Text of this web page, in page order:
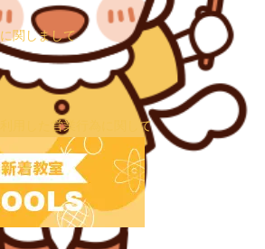
関しまして
用した営業行為に関して